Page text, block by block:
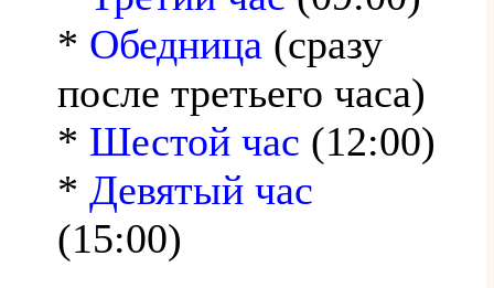
* Обедница (сразу
после третьего часа)
* Шестой час (12:00)
* Девятый час
(15:00)